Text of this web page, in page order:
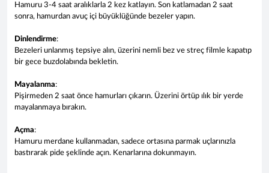
Hamuru 3-4 saat aralıklarla 2 kez katlayın. Son katlamadan 2 saat
sonra, hamurdan avuç içi büyüklüğünde bezeler yapın.
Dinlendirme:
Bezeleri unlanmış tepsiye alın, üzerini nemli bez ve streç filmle kapatıp
bir gece buzdolabında bekletin.
Mayalanma:
Pişirmeden 2 saat önce hamurları çıkarın. Üzerini örtüp ılık bir yerde
mayalanmaya bırakın.
Açma:
Hamuru merdane kullanmadan, sadece ortasına parmak uçlarınızla
bastırarak pide şeklinde açın. Kenarlarına dokunmayın.